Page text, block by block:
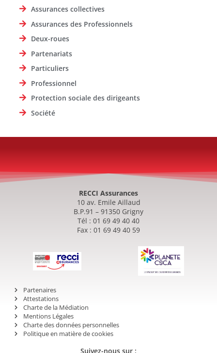
Assurances collectives
Assurances des Professionnels
Deux-roues
Partenariats
Particuliers
Professionnel
Protection sociale des dirigeants
Société
RECCI Assurances
10 av. Emile Aillaud
B.P.91 – 91350 Grigny
Tél : 01 69 49 40 40
Fax : 01 69 49 40 59
Partenaires
Attestations
Charte de la Médiation
Mentions Légales
Charte des données personnelles
Politique en matière de cookies
Suivez-nous sur :